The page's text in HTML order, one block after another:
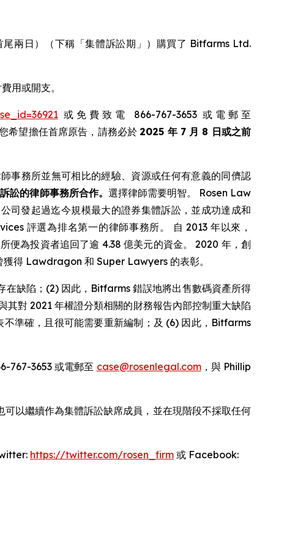
兩日）（下稱「集體訴訟期」）購買了 Bitfarms Ltd.
用或開支。
或免費致電 866-767-3653 或電郵至
希望擔任首席原告，請務必於 2025 年 7 月 8 日或之前
事務所並無可相比的經驗、資源或任何有意義的同儕認
訟的律師事務所合作。 選擇律師需要明智。 Rosen Law
司發起過迄今規模最大的證券集體訴訟，並成功達成和
評選為排名第一的律師事務所。 自 2013 年以來，
便為投資者追回了逾 4.38 億美元的資金。 2020 年，創
得 Lawdragon 和 Super Lawyers 的表彰。
缺陷；(2) 因此，Bitfarms 錯誤地將出售數碼資產所得
對 2021 年權證分類相關的財務報告內部控制重大缺陷
準確，且很可能需要重新編制；及 (6) 因此，Bitfarms
767-3653 或電郵至 case@rosenlegal.com，與 Phillip
以繼續作為集體訴訟缺席成員，並在現階段不採取任何
https://twitter.com/rosen_firm 或 Facebook: